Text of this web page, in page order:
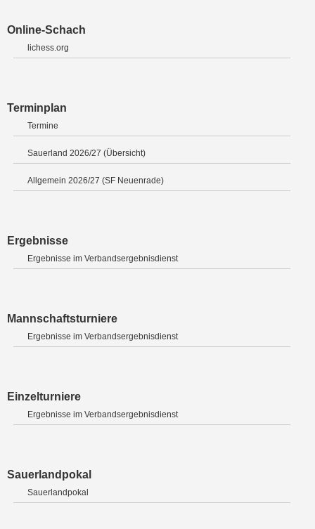
Online-Schach
lichess.org
Terminplan
Termine
Sauerland 2026/27 (Übersicht)
Allgemein 2026/27 (SF Neuenrade)
Ergebnisse
Ergebnisse im Verbandsergebnisdienst
Mannschaftsturniere
Ergebnisse im Verbandsergebnisdienst
Einzelturniere
Ergebnisse im Verbandsergebnisdienst
Sauerlandpokal
Sauerlandpokal